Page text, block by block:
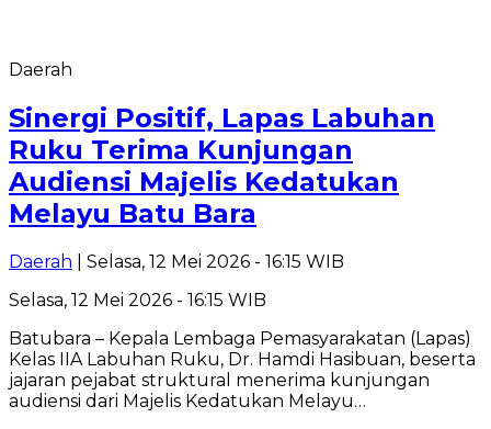
Daerah
Sinergi Positif, Lapas Labuhan
Ruku Terima Kunjungan
Audiensi Majelis Kedatukan
Melayu Batu Bara
Daerah | Selasa, 12 Mei 2026 - 16:15 WIB
Selasa, 12 Mei 2026 - 16:15 WIB
Batubara – Kepala Lembaga Pemasyarakatan (Lapas)
Kelas IIA Labuhan Ruku, Dr. Hamdi Hasibuan, beserta
jajaran pejabat struktural menerima kunjungan
audiensi dari Majelis Kedatukan Melayu…